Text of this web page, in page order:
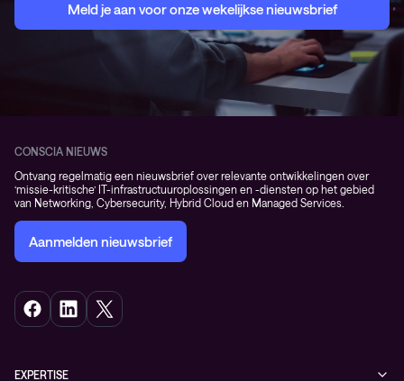
Meld je aan voor onze wekelijkse nieuwsbrief
CONSCIA NIEUWS
Ontvang regelmatig een nieuwsbrief over relevante ontwikkelingen over
‘missie-kritische’ IT-infrastructuuroplossingen en -diensten op het gebied
van Networking, Cybersecurity, Hybrid Cloud en Managed Services.
Aanmelden nieuwsbrief
EXPERTISE